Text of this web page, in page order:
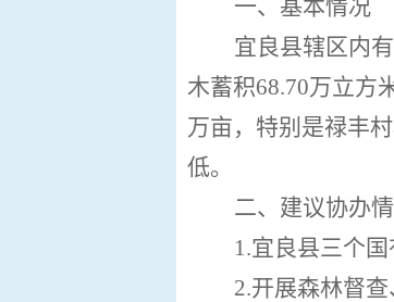
一、 基本情况
宜良县辖区内
木蓄积68.70万立方
万亩，特别是禄丰
低。
二、建议协办
1.宜良县三个
2.开展森林督